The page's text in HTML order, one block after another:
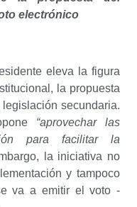
electrónico
eleva la figura
la propuesta
secundaria.
“aprovechar las
para facilitar la
la iniciativa no
y tampoco
va a emitir el voto -